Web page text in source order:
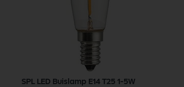
SPL LED Buislamp E14 T25 1-5W